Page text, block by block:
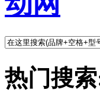
热门搜